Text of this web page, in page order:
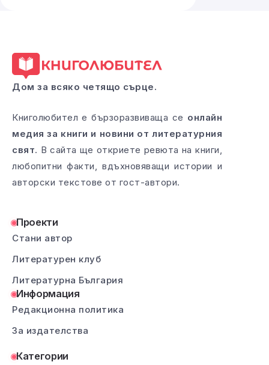
Дом за всяко четящо сърце.
Книголюбител е бързоразвиваща се онлайн
медия за книги и новини от литературния
свят. В сайта ще откриете ревюта на книги,
любопитни факти, вдъхновяващи истории и
авторски текстове от гост-автори.
Проекти
Стани автор
Литературен клуб
Литературна България
Информация
Редакционна политика
За издателства
Категории